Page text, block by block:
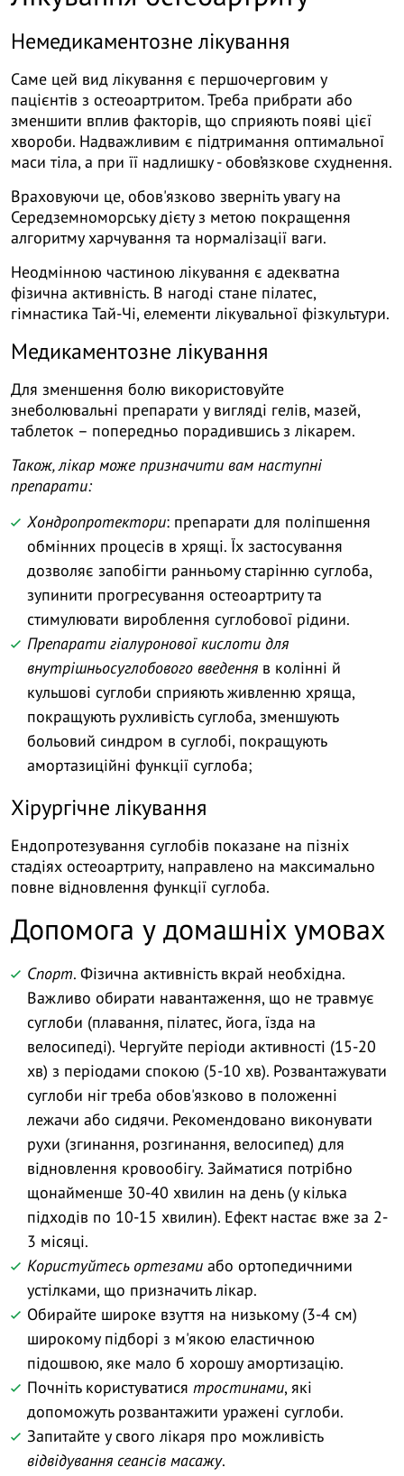
Немедикаментозне лікування
Саме цей вид лікування є першочерговим у
пацієнтів з остеоартритом. Треба прибрати або
зменшити вплив факторів, що сприяють появі цієї
хвороби. Надважливим є підтримання оптимальної
маси тіла, а при її надлишку - обов’язкове схуднення.
Враховуючи це, обов'язково зверніть увагу на
Середземноморську дієту з метою покращення
алгоритму харчування та нормалізації ваги.
Неодмінною частиною лікування є адекватна
фізична активність. В нагоді стане пілатес,
гімнастика Тай-Чі, елементи лікувальної фізкультури.
Медикаментозне лікування
Для зменшення болю використовуйте
знеболювальні препарати у вигляді гелів, мазей,
таблеток – попередньо порадившись з лікарем.
Також, лікар може призначити вам наступні
препарати:
Хондропротектори: препарати для поліпшення
обмінних процесів в хрящі. Їх застосування
дозволяє запобігти ранньому старінню суглоба,
зупинити прогресування остеоартриту та
стимулювати вироблення суглобової рідини.
Препарати гіалуронової кислоти для
внутрішньосуглобового введення в колінні й
кульшові суглоби сприяють живленню хряща,
покращують рухливість суглоба, зменшують
больовий синдром в суглобі, покращують
амортазиційні функції суглоба;
Хірургічне лікування
Ендопротезування суглобів показане на пізніх
стадіях остеоартриту, направлено на максимально
повне відновлення функції суглоба.
Допомога у домашніх умовах
Спорт. Фізична активність вкрай необхідна.
Важливо обирати навантаження, що не травмує
суглоби (плавання, пілатес, йога, їзда на
велосипеді). Чергуйте періоди активності (15-20
хв) з періодами спокою (5-10 хв). Розвантажувати
суглоби ніг треба обов'язково в положенні
лежачи або сидячи. Рекомендовано виконувати
рухи (згинання, розгинання, велосипед) для
відновлення кровообігу. Займатися потрібно
щонайменше 30-40 хвилин на день (у кілька
підходів по 10-15 хвилин). Ефект настає вже за 2-
3 місяці.
Користуйтесь ортезами або ортопедичними
устілками, що призначить лікар.
Обирайте широке взуття на низькому (3-4 см)
широкому підборі з м'якою еластичною
підошвою, яке мало б хорошу амортизацію.
Почніть користуватися тростинами, які
допоможуть розвантажити уражені суглоби.
Запитайте у свого лікаря про можливість
відвідування сеансів масажу.